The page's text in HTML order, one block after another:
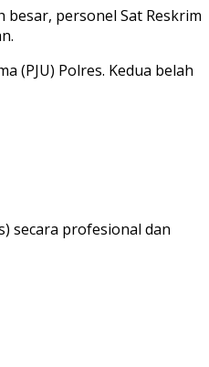
personel Sat Reskrim
(PJU) Polres. Kedua belah
secara profesional dan